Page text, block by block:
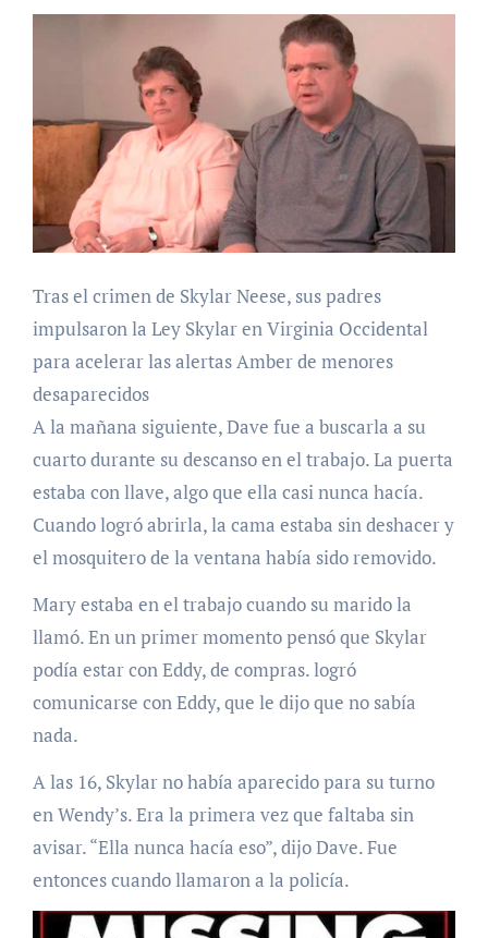
Tras el crimen de Skylar Neese, sus padres
impulsaron la Ley Skylar en Virginia Occidental
para acelerar las alertas Amber de menores
desaparecidos
A la mañana siguiente, Dave fue a buscarla a su
cuarto durante su descanso en el trabajo. La puerta
estaba con llave, algo que ella casi nunca hacía.
Cuando logró abrirla, la cama estaba sin deshacer y
el mosquitero de la ventana había sido removido.
Mary estaba en el trabajo cuando su marido la
llamó. En un primer momento pensó que Skylar
podía estar con Eddy, de compras. logró
comunicarse con Eddy, que le dijo que no sabía
nada.
A las 16, Skylar no había aparecido para su turno
en Wendy’s. Era la primera vez que faltaba sin
avisar. “Ella nunca hacía eso”, dijo Dave. Fue
entonces cuando llamaron a la policía.